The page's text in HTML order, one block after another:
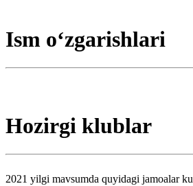
Ism oʻzgarishlari
Hozirgi klublar
2021 yilgi mavsumda quyidagi jamoalar